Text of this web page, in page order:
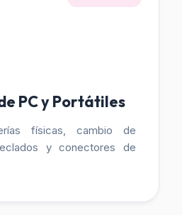
PC y Portátiles
físicas, cambio de
y conectores de